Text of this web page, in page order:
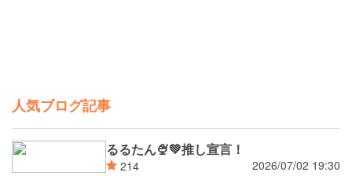
人気ブログ記事
るるたん🍨‪💚推し宣言！
214 2026/07/02 19:30